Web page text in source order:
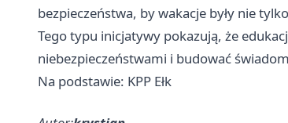
bezpieczeństwa, by wakacje były nie
Tego typu inicjatywy pokazują, że
niebezpieczeństwami i budować
Na podstawie: KPP Ełk